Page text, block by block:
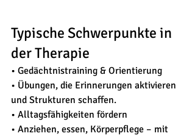
Typische Schwerpunkte in
der Therapie
• Gedächtnistraining & Orientierung
• Übungen, die Erinnerungen aktivieren
und Strukturen schaffen.
• Alltagsfähigkeiten fördern
• Anziehen, essen, Körperpflege – mit